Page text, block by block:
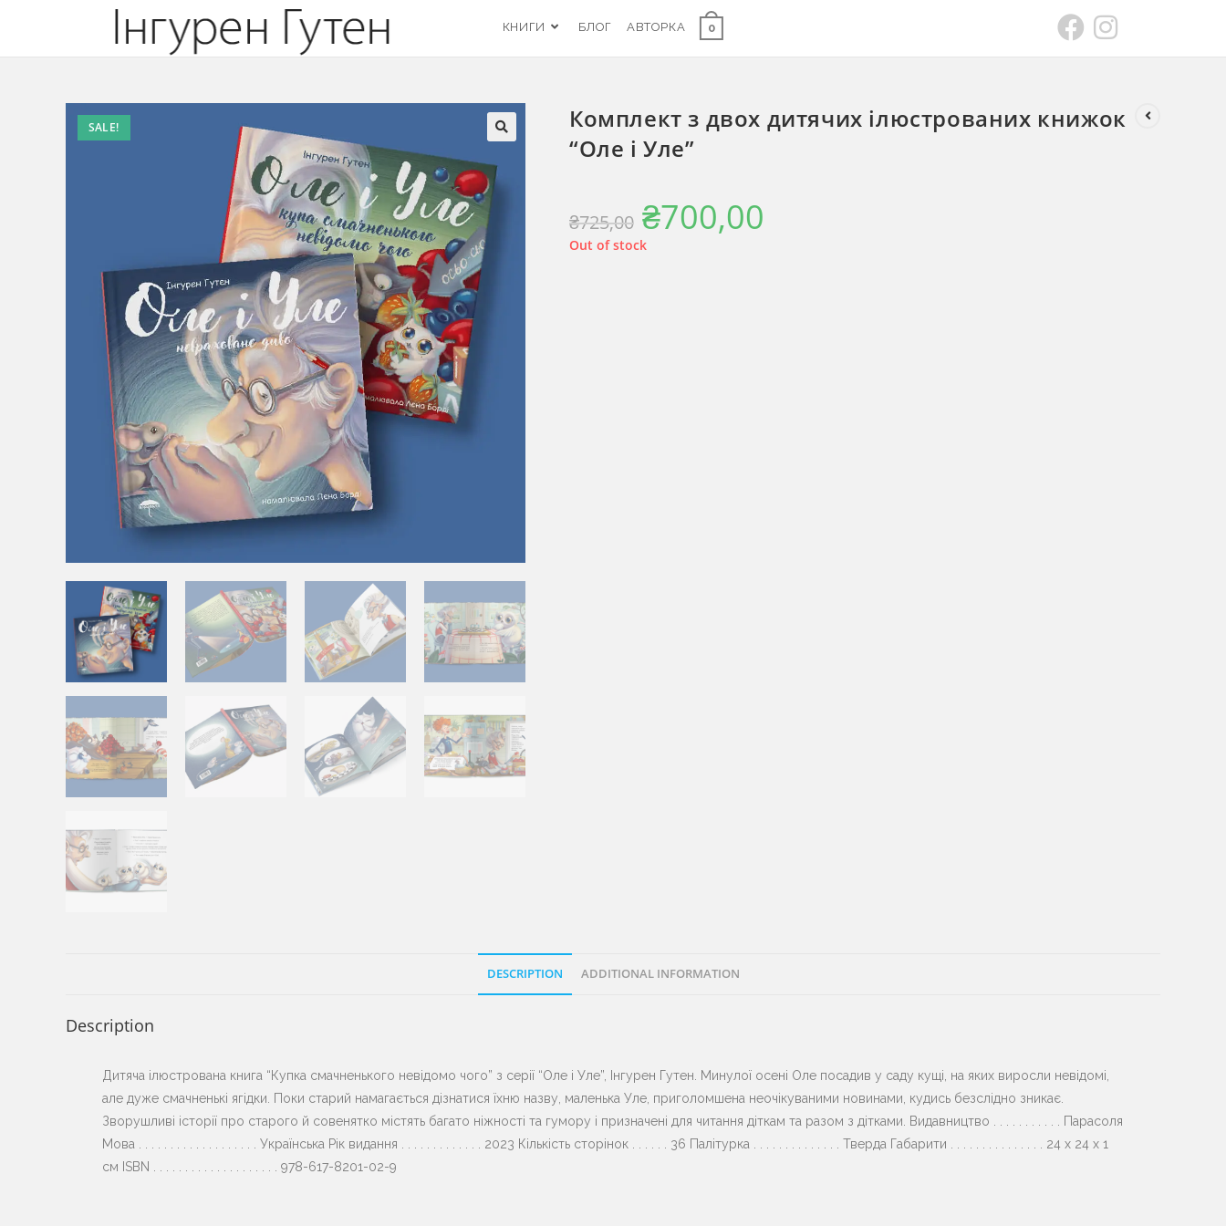
КНИГИ БЛОГ АВТОРКА 0
SALE!
Комплект з двох дитячих ілюстрованих книжок
“Оле і Уле”
₴725,00 ₴700,00
Out of stock
DESCRIPTION ADDITIONAL INFORMATION
Description
Дитяча ілюстрована книга “Купка смачненького невідомо чого” з серії “Оле і Уле”, Інгурен Гутен. Минулої осені Оле посадив у саду кущі, на яких виросли невідомі,
але дуже смачненькі ягідки. Поки старий намагається дізнатися їхню назву, маленька Уле, приголомшена неочікуваними новинами, кудись безслідно зникає.
Зворушливі історії про старого й совенятко містять багато ніжності та гумору і призначені для читання діткам та разом з дітками. Видавництво . . . . . . . . . . . Парасоля
Мова . . . . . . . . . . . . . . . . . . . Українська Рік видання . . . . . . . . . . . . . 2023 Кількість сторінок . . . . . . 36 Палітурка . . . . . . . . . . . . . . Тверда Габарити . . . . . . . . . . . . . . . 24 х 24 х 1
см ISBN . . . . . . . . . . . . . . . . . . . . 978-617-8201-02-9